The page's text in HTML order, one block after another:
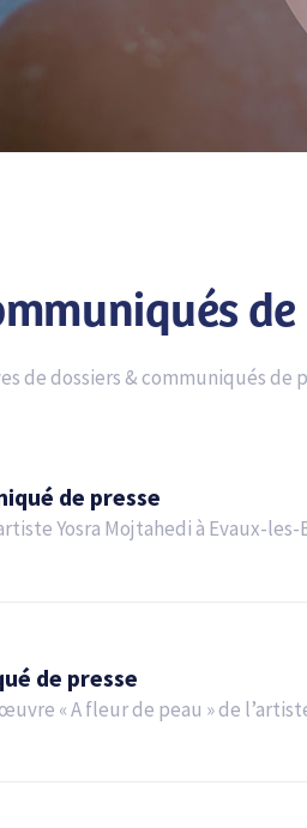
de
de dossiers & communiqués de
de presse
Yosra Mojtahedi à Evaux-les-
de presse
« A fleur de peau » de